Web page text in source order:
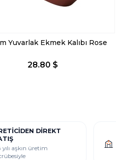
Yuvarlak Ekmek Kalıbı Rose
28.80 $
DIREKT
yılı aşkın üretim